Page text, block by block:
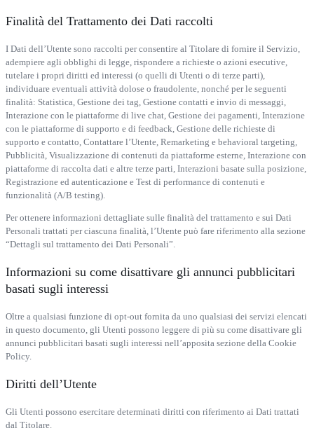
Finalità del Trattamento dei Dati raccolti
I Dati dell’Utente sono raccolti per consentire al Titolare di fornire il Servizio,
adempiere agli obblighi di legge, rispondere a richieste o azioni esecutive,
tutelare i propri diritti ed interessi (o quelli di Utenti o di terze parti),
individuare eventuali attività dolose o fraudolente, nonché per le seguenti
finalità: Statistica, Gestione dei tag, Gestione contatti e invio di messaggi,
Interazione con le piattaforme di live chat, Gestione dei pagamenti, Interazione
con le piattaforme di supporto e di feedback, Gestione delle richieste di
supporto e contatto, Contattare l’Utente, Remarketing e behavioral targeting,
Pubblicità, Visualizzazione di contenuti da piattaforme esterne, Interazione con
piattaforme di raccolta dati e altre terze parti, Interazioni basate sulla posizione,
Registrazione ed autenticazione e Test di performance di contenuti e
funzionalità (A/B testing).
Per ottenere informazioni dettagliate sulle finalità del trattamento e sui Dati
Personali trattati per ciascuna finalità, l’Utente può fare riferimento alla sezione
“Dettagli sul trattamento dei Dati Personali”.
Informazioni su come disattivare gli annunci pubblicitari
basati sugli interessi
Oltre a qualsiasi funzione di opt-out fornita da uno qualsiasi dei servizi elencati
in questo documento, gli Utenti possono leggere di più su come disattivare gli
annunci pubblicitari basati sugli interessi nell’apposita sezione della Cookie
Policy.
Diritti dell’Utente
Gli Utenti possono esercitare determinati diritti con riferimento ai Dati trattati
dal Titolare.